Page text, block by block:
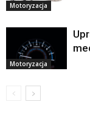
Motoryzacja
Motoryzacja